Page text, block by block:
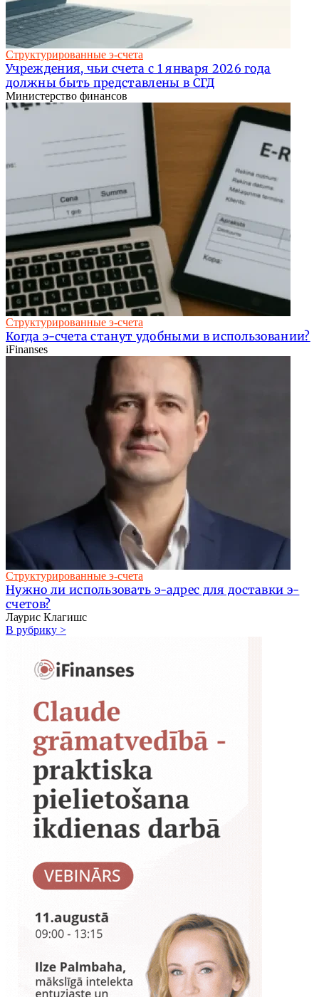
Структурированные э-счета
Учреждения, чьи счета с 1 января 2026 года
должны быть представлены в СГД
Министерство финансов
Структурированные э-счета
Когда э-счета станут удобными в использовании?
iFinanses
Структурированные э-счета
Нужно ли использовать э-адрес для доставки э-
счетов?
Лаурис Клагишс
В рубрику >